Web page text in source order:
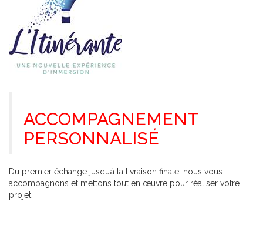
ACCOMPAGNEMENT
PERSONNALISÉ
Du premier échange jusqu’à la livraison finale, nous vous
accompagnons et mettons tout en œuvre pour réaliser votre
projet.